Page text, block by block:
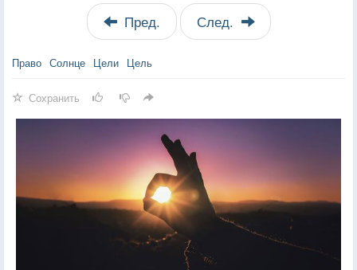
Пред. След.
Право Солнце Цели Цель
Сохранить